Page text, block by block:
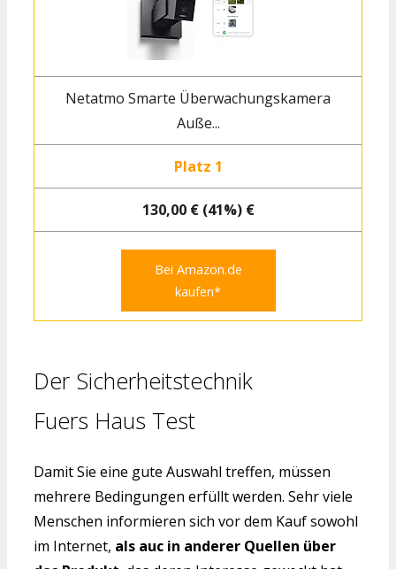
Netatmo Smarte Überwachungskamera
Auße...
Platz 1
130,00 € (41%) €
Bei Amazon.de
kaufen*
Der Sicherheitstechnik
Fuers Haus Test
Damit Sie eine gute Auswahl treffen, müssen
mehrere Bedingungen erfüllt werden. Sehr viele
Menschen informieren sich vor dem Kauf sowohl
im Internet, als auc in anderer Quellen über